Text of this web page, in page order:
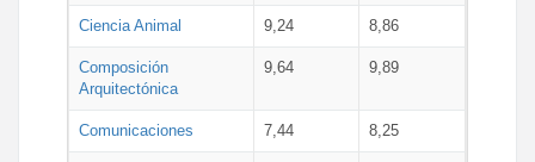
Ciencia Animal 9,24 8,86
Composición
Arquitectónica
9,64 9,89
Comunicaciones 7,44 8,25